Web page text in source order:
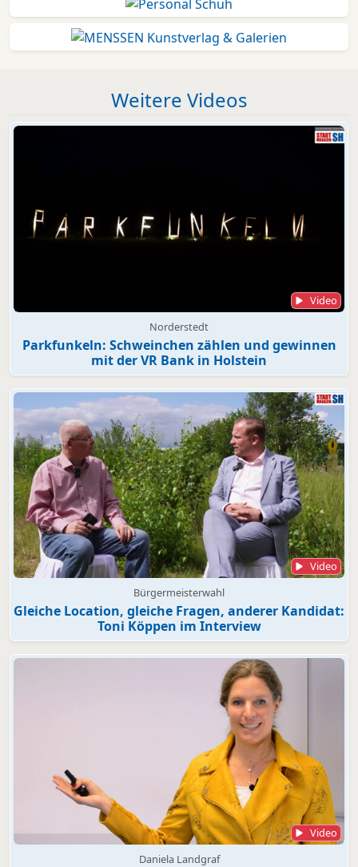
Weitere Videos
Video
Norderstedt
Parkfunkeln: Schweinchen zählen und gewinnen
mit der VR Bank in Holstein
Video
Bürgermeisterwahl
Gleiche Location, gleiche Fragen, anderer Kandidat:
Toni Köppen im Interview
Video
Daniela Landgraf